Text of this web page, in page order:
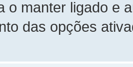
o manter ligado e
das opções